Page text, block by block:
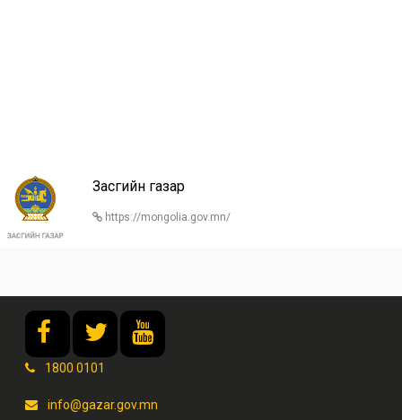
Засгийн газар
https://mongolia.gov.mn/
1800 0101
info@gazar.gov.mn